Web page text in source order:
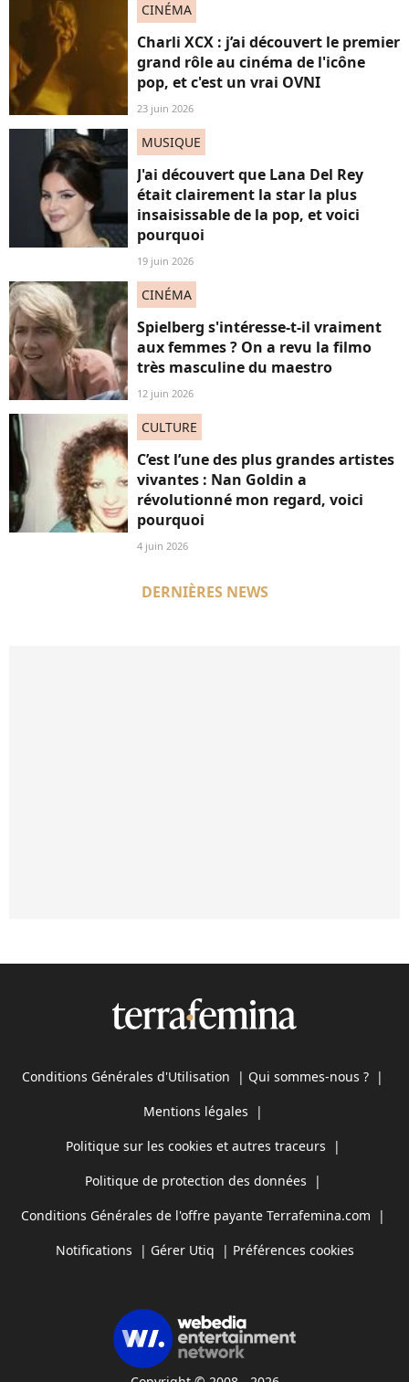
CINÉMA
Charli XCX : j’ai découvert le premier
grand rôle au cinéma de l'icône
pop, et c'est un vrai OVNI
23 juin 2026
MUSIQUE
J'ai découvert que Lana Del Rey
était clairement la star la plus
insaisissable de la pop, et voici
pourquoi
19 juin 2026
CINÉMA
Spielberg s'intéresse-t-il vraiment
aux femmes ? On a revu la filmo
très masculine du maestro
12 juin 2026
CULTURE
C’est l’une des plus grandes artistes
vivantes : Nan Goldin a
révolutionné mon regard, voici
pourquoi
4 juin 2026
DERNIÈRES NEWS
Conditions Générales d'Utilisation | Qui sommes-nous ? |
Mentions légales |
Politique sur les cookies et autres traceurs |
Politique de protection des données |
Conditions Générales de l'offre payante Terrafemina.com |
Notifications | Gérer Utiq | Préférences cookies